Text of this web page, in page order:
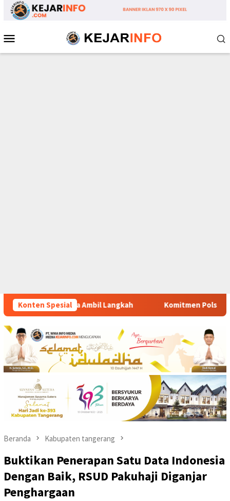
Loncat
Mobile
Konten Spesial
Komitmen Polsek Tigaraksa Tindak Tegas Peredaran
Beranda Kabupaten tangerang
Buktikan Penerapan Satu Data Indonesia
Dengan Baik, RSUD Pakuhaji Diganjar
Penghargaan